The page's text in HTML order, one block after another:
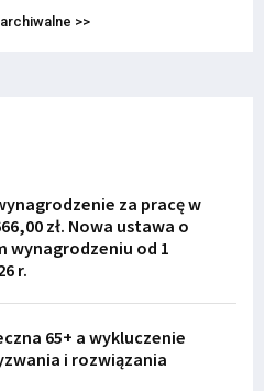
>>
za pracę w
zł. Nowa ustawa o
wynagrodzeniu od 1
r.
65+ a wykluczenie
i rozwiązania